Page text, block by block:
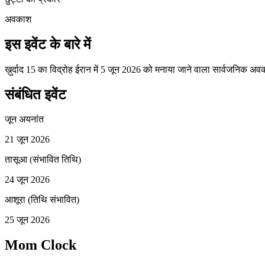
अवकाश
इस इवेंट के बारे में
ख़ुर्दाद 15 का विद्रोह ईरान में 5 जून 2026 को मनाया जाने वाला सार्वजनिक
संबंधित इवेंट
जून अयनांत
21 जून 2026
तासूआ (संभावित तिथि)
24 जून 2026
आशूरा (तिथि संभावित)
25 जून 2026
Mom Clock